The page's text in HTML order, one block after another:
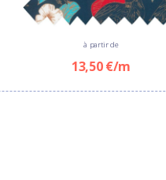
à partir de
13,50 €/m